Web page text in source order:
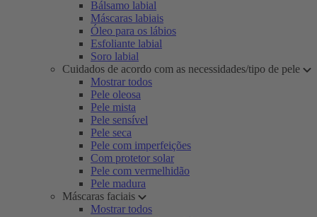
Bálsamo labial
Máscaras labiais
Óleo para os lábios
Esfoliante labial
Soro labial
Cuidados de acordo com as necessidades/tipo de pele
Mostrar todos
Pele oleosa
Pele mista
Pele sensível
Pele seca
Pele com imperfeições
Com protetor solar
Pele com vermelhidão
Pele madura
Máscaras faciais
Mostrar todos